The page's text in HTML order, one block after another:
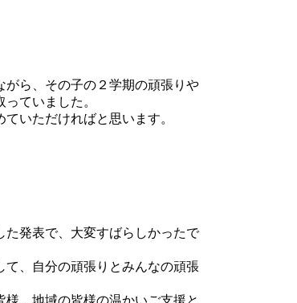
ら、その子の２学期の頑張りや
ていました。
いただければと思います。
発表で、大変すばらしかったで
、自分の頑張りとみんなの頑張
、地域の皆様の温かいご支援と